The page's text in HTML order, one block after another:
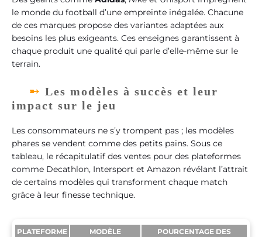
le monde du football d’une empreinte inégalée. Chacune
de ces marques propose des variantes adaptées aux
besoins les plus exigeants. Ces enseignes garantissent à
chaque produit une qualité qui parle d’elle-même sur le
terrain.
Les modèles à succès et leur
impact sur le jeu
Les consommateurs ne s’y trompent pas ; les modèles
phares se vendent comme des petits pains. Sous ce
tableau, le récapitulatif des ventes pour des plateformes
comme Decathlon, Intersport et Amazon révélant l’attrait
de certains modèles qui transforment chaque match
grâce à leur finesse technique.
PLATEFORME MODÈLE
POURCENTAGE DES